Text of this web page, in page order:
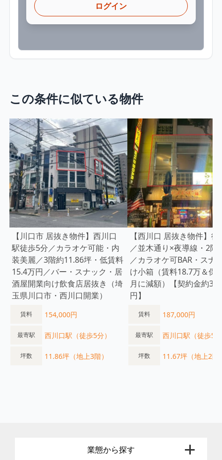
ログイン
この条件に似ている物件
【川口市 居抜き物件】西川口
駅徒歩5分／カラオケ可能・内
装美麗／3階約11.86坪・低賃料
15.4万円／バー・スナック・居
酒屋開業向け飲食店居抜き（埼
玉県川口市・西川口開業）
賃料 154,000円
最寄駅 西川口駅（徒歩5分）
坪数 11.86坪（地上3階）
【西川口 居抜き物件】
／並木通り×夜導線・2階
／カラオケ可BAR・スナ
け小箱（賃料18.7万＆保
月に減額）【契約金約
円】
賃料 187,000円
最寄駅 西川口駅（徒歩5
坪数 11.67坪（地上2階
業態から探す